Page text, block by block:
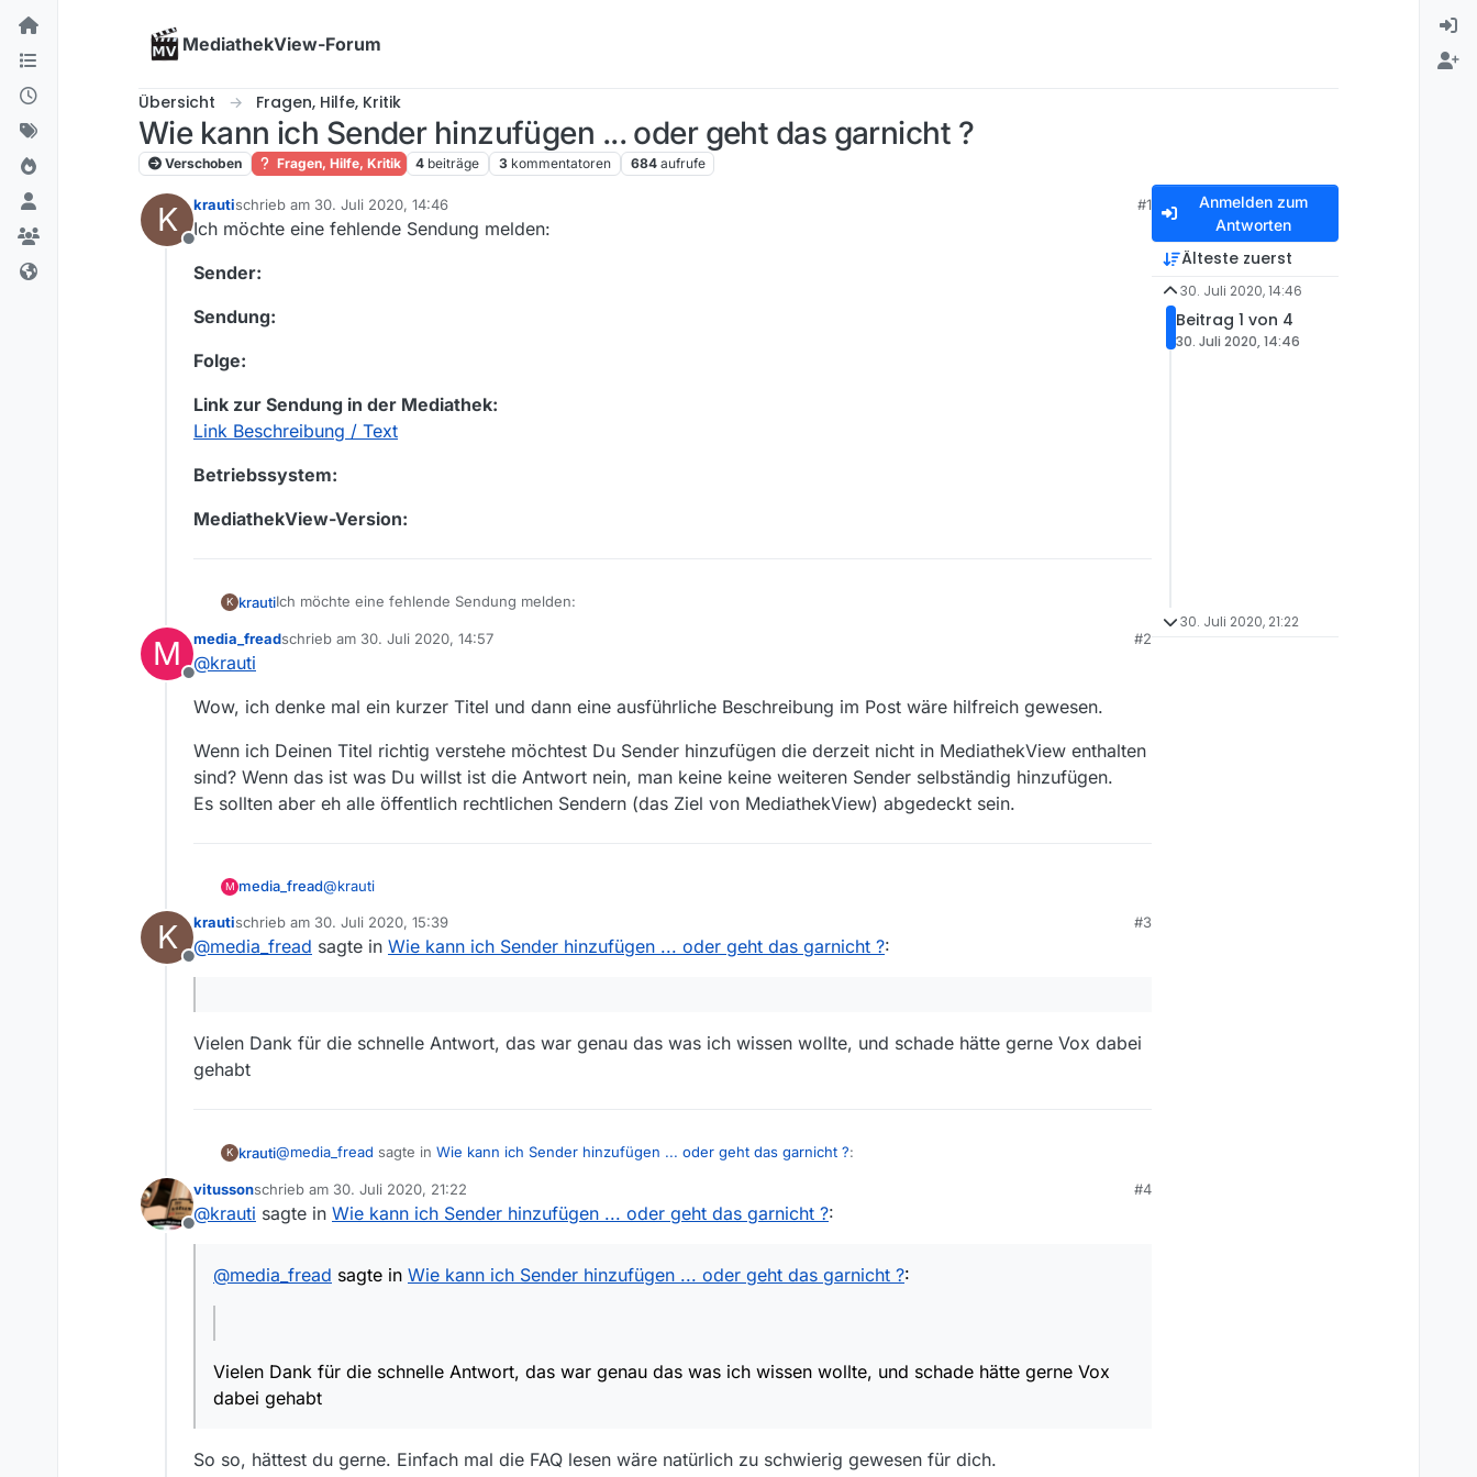
Skip to content
MediathekView-Forum
Übersicht Fragen, Hilfe, Kritik
Wie kann ich Sender hinzufügen ... oder geht das garnicht ?
Verschoben Fragen, Hilfe, Kritik 4 beiträge 3 kommentatoren 684 aufrufe
K
Offline
krautischrieb am 30. Juli 2020, 14:46
zuletzt editiert von
#1
Ich möchte eine fehlende Sendung melden:
Sender:
Sendung:
Folge:
Link zur Sendung in der Mediathek:
Link Beschreibung / Text
Betriebssystem:
MediathekView-Version:
K krautiIch möchte eine fehlende Sendung melden:
Sender:
Link zur Sendung in der Mediathek:
Link Beschreibung / Text
Betriebssystem:
M
Offline
media_freadschrieb am 30. Juli 2020, 14:57
zuletzt editiert von
#2
@krauti
Wow, ich denke mal ein kurzer Titel und dann eine ausführliche Beschreibung im Post wäre hilfreich gewesen.
Wenn ich Deinen Titel richtig verstehe möchtest Du Sender hinzufügen die derzeit nicht in MediathekView enthalten
sind? Wenn das ist was Du willst ist die Antwort nein, man keine keine weiteren Sender selbständig hinzufügen.
Es sollten aber eh alle öffentlich rechtlichen Sendern (das Ziel von MediathekView) abgedeckt sein.
M media_fread@krauti
Wow, ich denke mal ein kurzer Titel und dann eine ausführliche Beschreibung im Post wäre hilfreich gewesen.
K
Offline
krautischrieb am 30. Juli 2020, 15:39
zuletzt editiert von
#3
@media_fread sagte in Wie kann ich Sender hinzufügen ... oder geht das garnicht ?:
Vielen Dank für die schnelle Antwort, das war genau das was ich wissen wollte, und schade hätte gerne Vox dabei
gehabt
K krauti@media_fread sagte in Wie kann ich Sender hinzufügen ... oder geht das garnicht ?:
Offline
vitussonschrieb am 30. Juli 2020, 21:22
zuletzt editiert von
#4
@krauti sagte in Wie kann ich Sender hinzufügen ... oder geht das garnicht ?:
@media_fread sagte in Wie kann ich Sender hinzufügen ... oder geht das garnicht ?:
Vielen Dank für die schnelle Antwort, das war genau das was ich wissen wollte, und schade hätte gerne Vox
dabei gehabt
So so, hättest du gerne. Einfach mal die FAQ lesen wäre natürlich zu schwierig gewesen für dich.
Anmelden zum
Antworten
Älteste zuerst
30. Juli 2020, 14:46
Beitrag 1 von 4
30. Juli 2020, 14:46
30. Juli 2020, 21:22